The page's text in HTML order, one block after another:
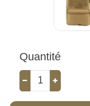
Quantité